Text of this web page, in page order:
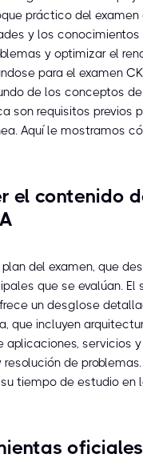
práctico del
y los conocimientos
y optimizar el
para el examen
de los conceptos
son requisitos previos
Aquí le mostramos
el contenido
del examen, que
que se evalúan. El
un desglose
que incluyen
aplicaciones, servicios y
de
tiempo de estudio en
oficiales